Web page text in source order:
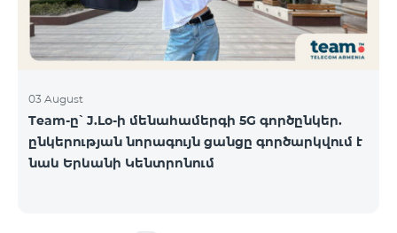
03 August
Team-ը՝ J.Lo-ի մենահամերգի 5G գործընկեր.
ընկերության նորագույն ցանցը գործարկվում է
նաև Երևանի Կենտրոնում